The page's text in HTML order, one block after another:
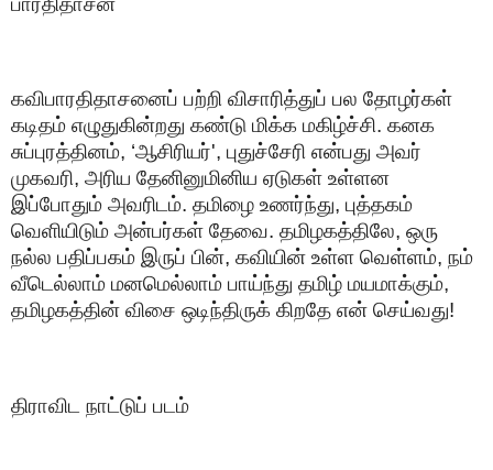
கவிபாரதிதாசனைப் பற்றி விசாரித்துப் பல தோழர்கள்
கடிதம் எழுதுகின்றது கண்டு மிக்க மகிழ்ச்சி. கனக
சுப்புரத்தினம், ‘ஆசிரியர்', புதுச்சேரி என்பது அவர்
முகவரி, அரிய தேனினுமினிய ஏடுகள் உள்ளன
இப்போதும் அவரிடம். தமிழை உணர்ந்து, புத்தகம்
வெளியிடும் அன்பர்கள் தேவை. தமிழகத்திலே, ஒரு
நல்ல பதிப்பகம் இருப் பின், கவியின் உள்ள வெள்ளம், நம்
வீடெல்லாம் மனமெல்லாம் பாய்ந்து தமிழ் மயமாக்கும்,
தமிழகத்தின் விசை ஒடிந்திருக் கிறதே என் செய்வது!
திராவிட நாட்டுப் படம்